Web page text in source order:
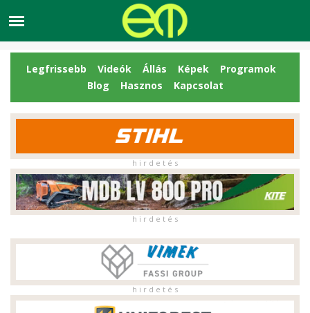
Legfrissebb Videók Állás Képek
Programok
Blog
Hasznos Kapcsolat
h i r d e t é s
h i r d e t é s
h i r d e t é s